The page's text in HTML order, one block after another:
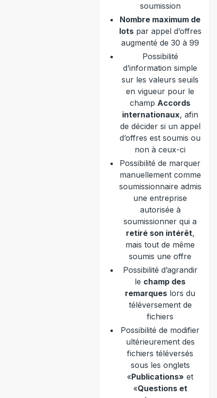
soumission
Nombre maximum de
lotspar appel d’offres
augmenté de 30 à 99
Possibilité
d’information simple
sur les valeurs seuils
en vigueur pour le
champ Accords
internationaux, afin
de décider si un appel
d’offres est soumis ou
non à ceux-ci
Possibilité de marquer
manuellement comme
soumissionnaire admis
une entreprise
autorisée à
soumissionner qui a
retiré son intérêt,
mais tout de même
soumis une offre
Possibilité d’agrandir
le champ des
remarques lors du
téléversement de
fichiers
Possibilité de modifier
ultérieurement des
fichiers téléversés
sous les onglets
«Publications» et
«Questions et